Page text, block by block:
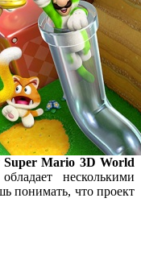
Super Mario 3D World
несколькими
понимать, что проект